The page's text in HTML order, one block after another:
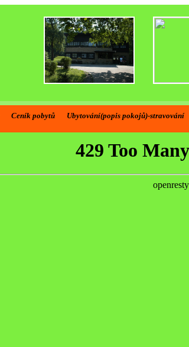
Ceník pobytů Ubytování(popis pokojů)-stravování